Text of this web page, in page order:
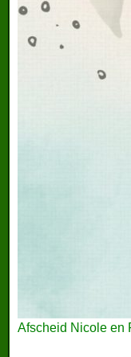
Afscheid Nicole en